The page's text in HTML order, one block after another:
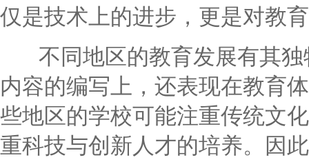
仅是技术上的进步，更是对教
不同地区的教育发展有其独
内容的编写上，还表现在教育
些地区的学校可能注重传统文
重科技与创新人才的培养。因